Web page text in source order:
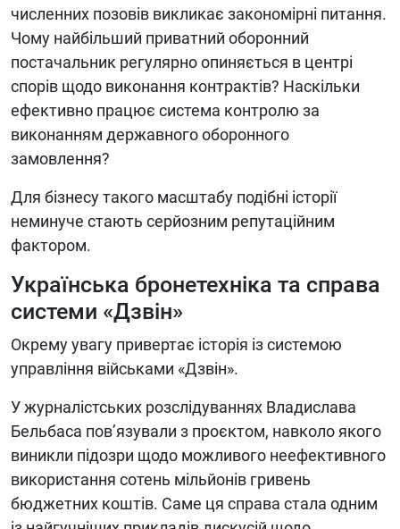
численних позовів викликає закономірні питання.
Чому найбільший приватний оборонний
постачальник регулярно опиняється в центрі
спорів щодо виконання контрактів? Наскільки
ефективно працює система контролю за
виконанням державного оборонного
замовлення?
Для бізнесу такого масштабу подібні історії
неминуче стають серйозним репутаційним
фактором.
Українська бронетехніка та справа
системи «Дзвін»
Окрему увагу привертає історія із системою
управління військами «Дзвін».
У журналістських розслідуваннях Владислава
Бельбаса пов’язували з проєктом, навколо якого
виникли підозри щодо можливого неефективного
використання сотень мільйонів гривень
бюджетних коштів. Саме ця справа стала одним